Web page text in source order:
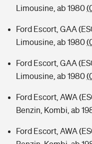
Limousine, ab 1980
Ford Escort, GAA
Limousine, ab 1980
Ford Escort, GAA
Limousine, ab 1980
Ford Escort, AWA
Benzin, Kombi, ab
Ford Escort, AWA